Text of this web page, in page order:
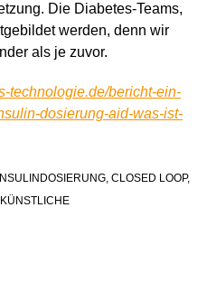
Die Diabetes-Teams,
werden, denn wir
als je zuvor.
technologie.de/bericht-ein-
dosierung-aid-was-ist-
, CLOSED LOOP,
KÜNSTLICHE